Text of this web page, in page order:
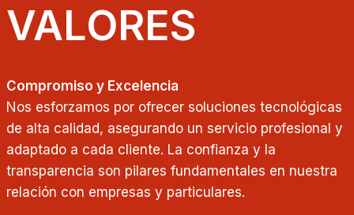
VALORES
Compromiso y Excelencia
Nos esforzamos por ofrecer soluciones tecnológicas
de alta calidad, asegurando un servicio profesional y
adaptado a cada cliente. La confianza y la
transparencia son pilares fundamentales en nuestra
relación con empresas y particulares.